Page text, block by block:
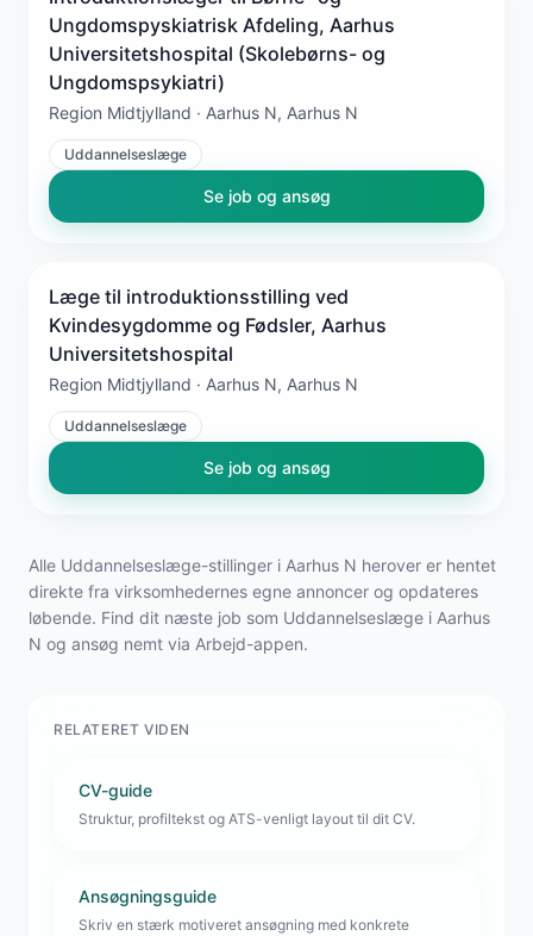
Ungdomspyskiatrisk Afdeling, Aarhus
Universitetshospital (Skolebørns- og
Ungdomspsykiatri)
Region Midtjylland · Aarhus N, Aarhus N
Uddannelseslæge
Se job og ansøg
Læge til introduktionsstilling ved
Kvindesygdomme og Fødsler, Aarhus
Universitetshospital
Region Midtjylland · Aarhus N, Aarhus N
Uddannelseslæge
Se job og ansøg
Alle Uddannelseslæge-stillinger i Aarhus N herover er hentet
direkte fra virksomhedernes egne annoncer og opdateres
løbende. Find dit næste job som Uddannelseslæge i Aarhus
N og ansøg nemt via Arbejd-appen.
RELATERET VIDEN
CV-guide
Struktur, profiltekst og ATS-venligt layout til dit CV.
Ansøgningsguide
Skriv en stærk motiveret ansøgning med konkrete